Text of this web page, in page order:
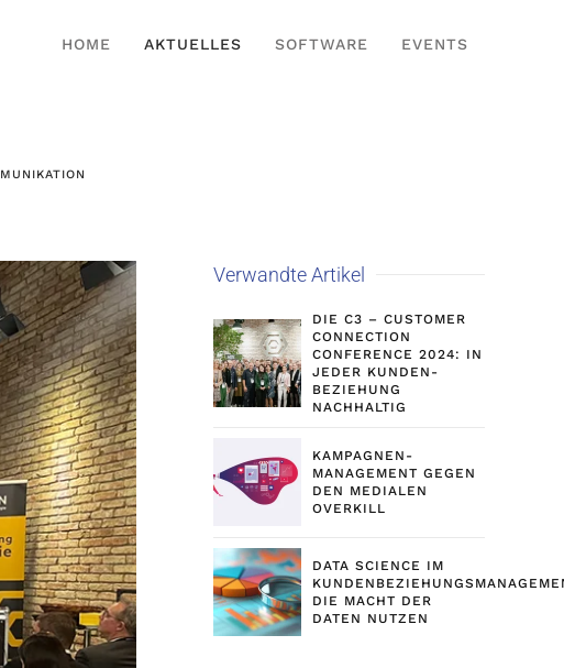
HOME AKTUELLES SOFTWARE EVENTS
Verwandte Artikel
DIE C3 – CUSTOMER
CONNECTION
CONFERENCE 2024: IN
JEDER KUNDEN-
BEZIEHUNG
NACHHALTIG
KAMPAGNEN-
MANAGEMENT GEGEN
DEN MEDIALEN
OVERKILL
DATA SCIENCE IM
DIE MACHT DER
DATEN NUTZEN